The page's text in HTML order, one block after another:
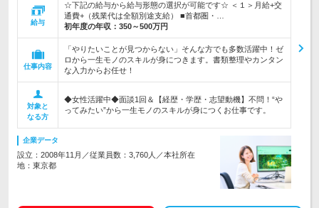
給与
☆下記の給与から給与形態の選択が可能です☆ ＜１＞月給+交
通費+（残業代は全額別途支給） ■首都圏・…
初年度の年収： 350～500万円
仕事内容
「やりたいことが見つからない」そんな方でも多数活躍中！ゼ
ロから一生モノのスキルが身につきます。書類整理やカンタン
な入力からお任せ！
対象と
なる方
◆女性活躍中◆面談1回＆【経歴・学歴・志望動機】不問！“や
ってみたい”から一生モノのスキルが身につくお仕事です。
企業データ
設立：2008年11月／従業員数：3,760人／本社所在
地：東京都